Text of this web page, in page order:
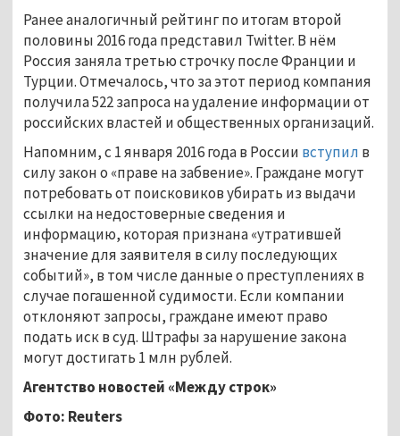
Ранее аналогичный рейтинг по итогам второй
половины 2016 года представил Twitter. В нём
Россия заняла третью строчку после Франции и
Турции. Отмечалось, что за этот период компания
получила 522 запроса на удаление информации от
российских властей и общественных организаций.
Напомним, с 1 января 2016 года в России вступил в
силу закон о «праве на забвение». Граждане могут
потребовать от поисковиков убирать из выдачи
ссылки на недостоверные сведения и
информацию, которая признана «утратившей
значение для заявителя в силу последующих
событий», в том числе данные о преступлениях в
случае погашенной судимости. Если компании
отклоняют запросы, граждане имеют право
подать иск в суд. Штрафы за нарушение закона
могут достигать 1 млн рублей.
Агентство новостей «Между строк»
Фото: Reuters